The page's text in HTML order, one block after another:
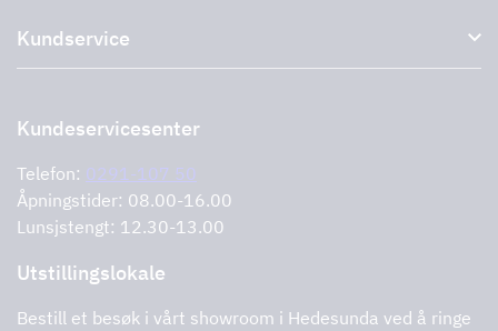
Storköksprodukter
Miljø
Støtte og tjenester
Informasjonskapsler
Retningslinjer for personvern
Kundservice
Retur av produktet
Støtte og tjenester
Kundeservicesenter
Telefon: 0291-107 50
Åpningstider: 08.00-16.00
Lunsjstengt: 12.30-13.00
Utstillingslokale
Bestill et besøk i vårt showroom i Hedesunda ved å ringe